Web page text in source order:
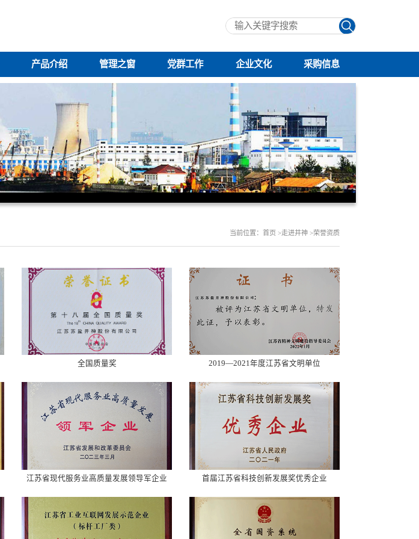
产品介绍 管理之窗 党群工作 企业文化 采购信息
当前位置：首页 >走进井神 >荣誉资质
全国质量奖 2019—2021年度江苏省文明单位
江苏省现代服务业高质量发展领导军企业 首届江苏省科技创新发展奖优秀企业